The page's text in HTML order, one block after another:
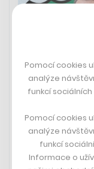
Ryan
zkusí to i
klubu,
Pomocí cookies
analýze
funkcí
Pomocí cookies
analýze
funkcí
Informace o